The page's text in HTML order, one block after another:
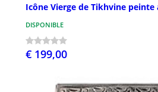
Icône Vierge de Tikhvine peinte
DISPONIBLE
€ 199,00